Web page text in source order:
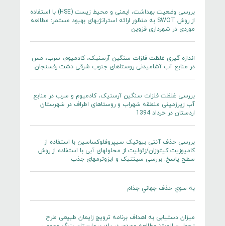
بررسی وضعیت بهداشت، ایمنی و محیط زیست (HSE) با استفاده
از روش SWOT به منظور ارائه استراتژیهای بهبود مستمر: مطالعه
موردی در شهرداری قزوین
اندازه گیری غلظت فلزات سنگین آرسنیک، کادمیوم، سرب، مس
در منابع آب آشامیدنی روستاهای جنوب شرقی دشت رفسنجان
بررسی غلظت فلزات سنگین آرسنیک، کادمیوم و سرب در منابع
آب زیرزمینی منطقه شهراب و روستاهای اطراف در شهرستان
اردستان در خرداد 1394
بررسی حذف آنتی بیوتیک سیپروفلوکساسین با استفاده از
کامپوزیت کیتوزان/زئولیت از محلولهای آبی با استفاده از روش
سطح پاسخ: بررسی سینتیک و ایزوترمهای جذب
به سوي حذف جهاني جذام
ميزان دستيابی به اهداف برنامه ترویج زایمان طبيعی طرح